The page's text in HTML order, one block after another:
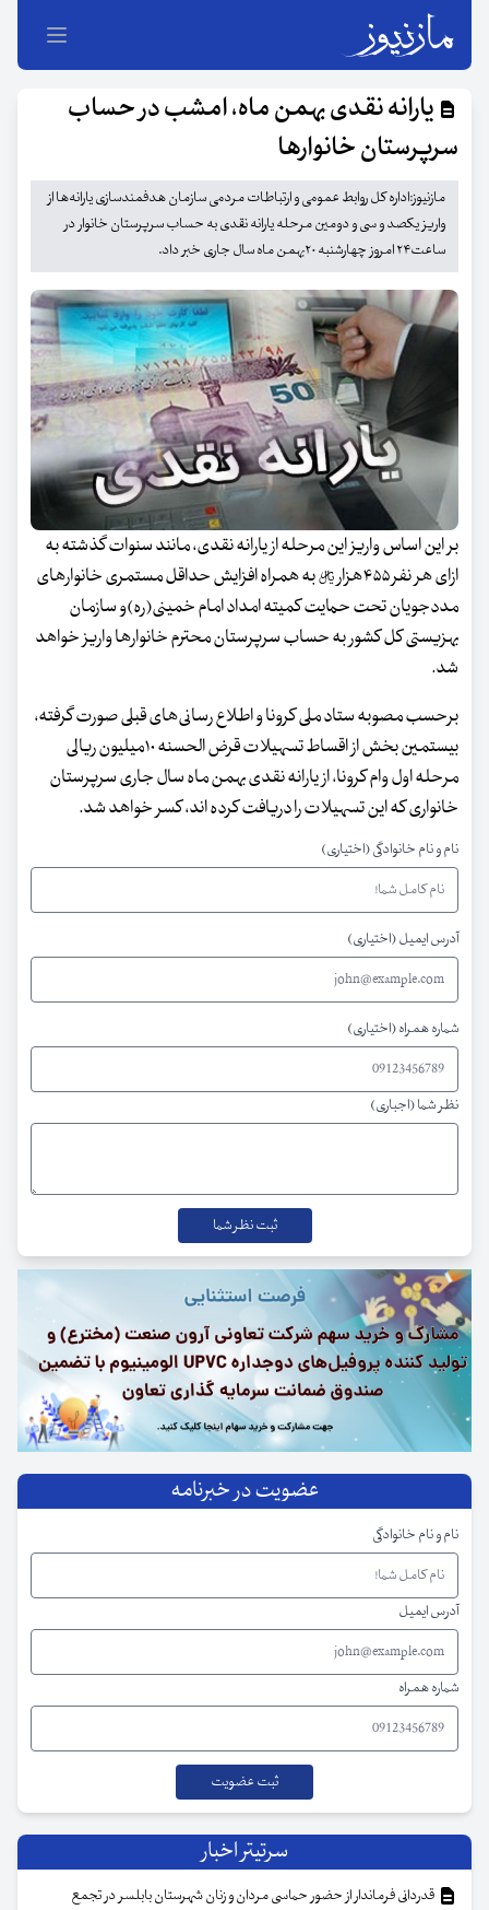
یارانه نقدی بهمن ماه، امشب در حساب
سرپرستان خانوار‌ها
مازنیوز:اداره کل روابط عمومی و ارتباطات مردمی سازمان هدفمندسازی یارانه‌ها از
واریز یکصد و سی و دومین مرحله یارانه نقدی به حساب سرپرستان خانوار در
ساعت۲۴ امروز چهارشنبه ۲۰بهمن ماه سال جاری خبر داد.
بر این اساس واریز این مرحله از یارانه نقدی، مانند سنوات گذشته به
ازای هر نفر ۴۵۵هزار ریال به همراه افزایش حداقل مستمری خانوار‌های
مددجویان تحت حمایت کمیته امداد امام خمینی(ره)و سازمان
بهزیستی کل کشور به حساب سرپرستان محترم خانوار‌ها واریز خواهد
شد.
برحسب مصوبه ستاد ملی کرونا و اطلاع رسانی‌های قبلی صورت گرفته،
بیستمین بخش از اقساط تسهیلات قرض الحسنه ۱۰میلیون ریالی
مرحله اول وام کرونا، از یارانه نقدی بهمن ماه سال جاری سرپرستان
خانواری که این تسهیلات را دریافت کرده اند، کسر خواهد شد.
نام و نام خانوادگی (اختیاری)
آدرس ایمیل (اختیاری)
شماره همراه (اختیاری)
نظر شما (اجباری)
عضویت در خبرنامه
نام و نام خانوادگی
آدرس ایمیل
شماره همراه
سرتیتر اخبار
قدردانی فرماندار از حضور حماسی مردان و زنان شهرستان بابلسر در تجمع